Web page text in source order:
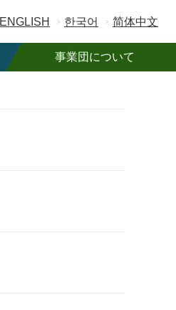
事業団について
契約・入札情報
ENGLISH 한국어 简体中文